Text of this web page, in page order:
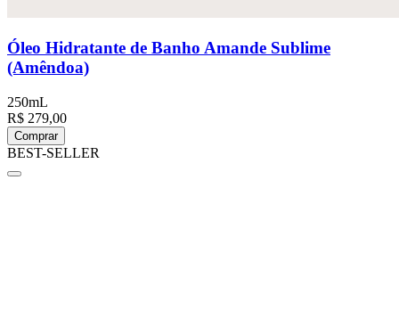
Óleo Hidratante de Banho Amande Sublime
(Amêndoa)
250mL
R$ 279,00
Comprar
BEST-SELLER